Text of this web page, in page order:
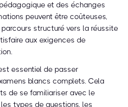
et des échanges
peuvent être coûteuses,
structuré vers la réussite
aux exigences de
essentiel de passer
blancs complets. Cela
de se familiariser avec le
types de questions, les